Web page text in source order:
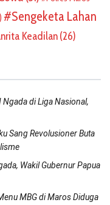
Sengeketa Lahan
Keadilan(26)
di Liga Nasional,
Sang Revolusioner Buta
Wakil Gubernur Papua
MBG di Maros Diduga